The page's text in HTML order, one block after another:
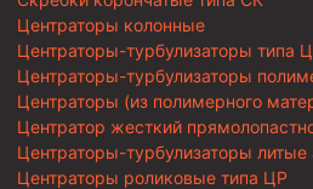
Центраторы колонные
Центраторы-турбулизаторы типа
Центраторы-турбулизаторы
Центраторы (из полимерного
Центратор жесткий
Центраторы-турбулизаторы
Центраторы роликовые типа ЦР